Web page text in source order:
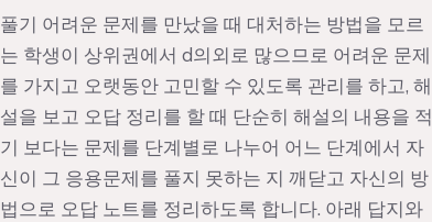
풀기 어려운 문제를 만났을 때 대처하는 방법을 모르
는 학생이 상위권에서 d의외로 많으므로 어려운 문제
를 가지고 오랫동안 고민할 수 있도록 관리를 하고, 해
설을 보고 오답 정리를 할 때 단순히 해설의 내용을 적
기 보다는 문제를 단계별로 나누어 어느 단계에서 자
신이 그 응용문제를 풀지 못하는 지 깨닫고 자신의 방
법으로 오답 노트를 정리하도록 합니다. 아래 답지와